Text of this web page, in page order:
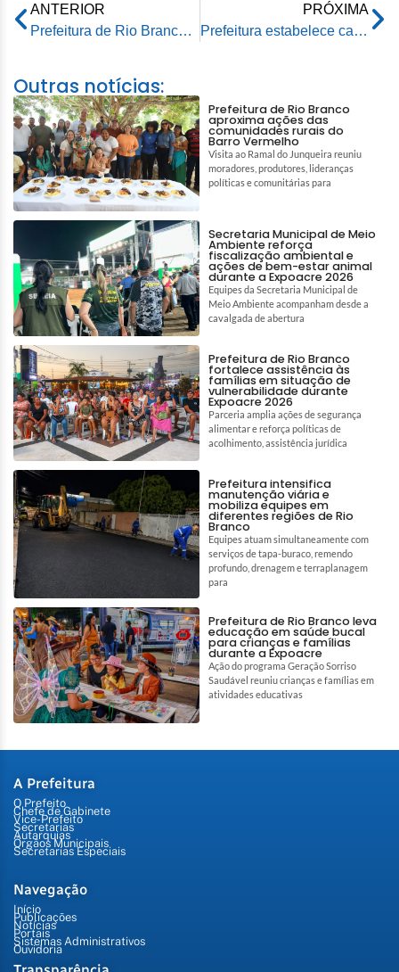
ANTERIOR
Prefeitura de Rio Branco prorroga até dia 20 de janeiro iluminação natalina da Praça da Revolução
PRÓXIMA
Prefeitura estabelece calendário de pagamentos para 2025, priorizando servidores e economia local
Outras notícias:
Prefeitura de Rio Branco
aproxima ações das
comunidades rurais do
Barro Vermelho
Visita ao Ramal do Junqueira reuniu
moradores, produtores, lideranças
políticas e comunitárias para
Secretaria Municipal de Meio
Ambiente reforça
fiscalização ambiental e
ações de bem-estar animal
durante a Expoacre 2026
Equipes da Secretaria Municipal de
Meio Ambiente acompanham desde a
cavalgada de abertura
Prefeitura de Rio Branco
fortalece assistência às
famílias em situação de
vulnerabilidade durante
Expoacre 2026
Parceria amplia ações de segurança
alimentar e reforça políticas de
acolhimento, assistência jurídica
Prefeitura intensifica
manutenção viária e
mobiliza equipes em
diferentes regiões de Rio
Branco
Equipes atuam simultaneamente com
serviços de tapa-buraco, remendo
profundo, drenagem e terraplanagem
para
Prefeitura de Rio Branco leva
educação em saúde bucal
para crianças e famílias
durante a Expoacre
Ação do programa Geração Sorriso
Saudável reuniu crianças e famílias em
atividades educativas
A Prefeitura
O Prefeito
Chefe de Gabinete
Vice-Prefeito
Secretarias
Autarquias
Órgãos Municipais
Secretarias Especiais
Navegação
Início
Publicações
Notícias
Portais
Sistemas Administrativos
Ouvidoria